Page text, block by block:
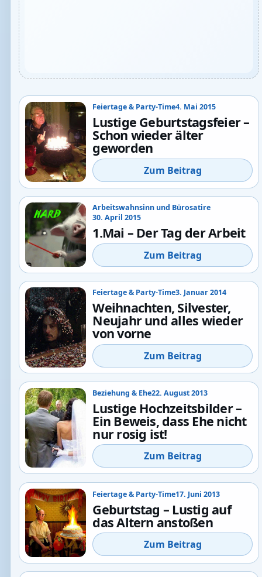
Feiertage & Party-Time4. Mai 2015
Lustige Geburtstagsfeier –
Schon wieder älter
geworden
Zum Beitrag
Arbeitswahnsinn und Bürosatire
30. April 2015
1.Mai – Der Tag der Arbeit
Zum Beitrag
Feiertage & Party-Time3. Januar 2014
Weihnachten, Silvester,
Neujahr und alles wieder
von vorne
Zum Beitrag
Beziehung & Ehe22. August 2013
Lustige Hochzeitsbilder –
Ein Beweis, dass Ehe nicht
nur rosig ist!
Zum Beitrag
Feiertage & Party-Time17. Juni 2013
Geburtstag – Lustig auf
das Altern anstoßen
Zum Beitrag